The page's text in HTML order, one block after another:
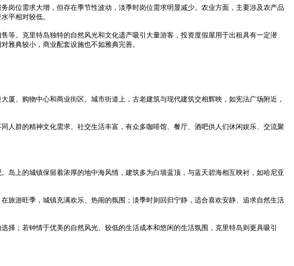
位需求大增，但存在季节性波动，淡季时岗位需求明显减少。农业方面，主要涉及农产品
平相对较低。
。克里特岛独特的自然风光和文化遗产吸引大量游客，投资度假屋用于出租具有一定潜
雅典较小，商业配套设施也不如雅典完善。
、购物中心和商业街区。城市街道上，古老建筑与现代建筑交相辉映，如宪法广场附近，
群的精神文化需求。社交生活丰富，有众多咖啡馆、餐厅、酒吧供人们休闲娱乐、交流聚
上的城镇保留着浓厚的地中海风情，建筑多为白墙蓝顶，与蓝天碧海相互映衬，如哈尼亚
游旺季，城镇充满欢乐、热闹的氛围；淡季时则回归宁静，适合喜欢安静、追求自然生活
；若钟情于优美的自然风光、较低的生活成本和悠闲的生活氛围，克里特岛则更具吸引